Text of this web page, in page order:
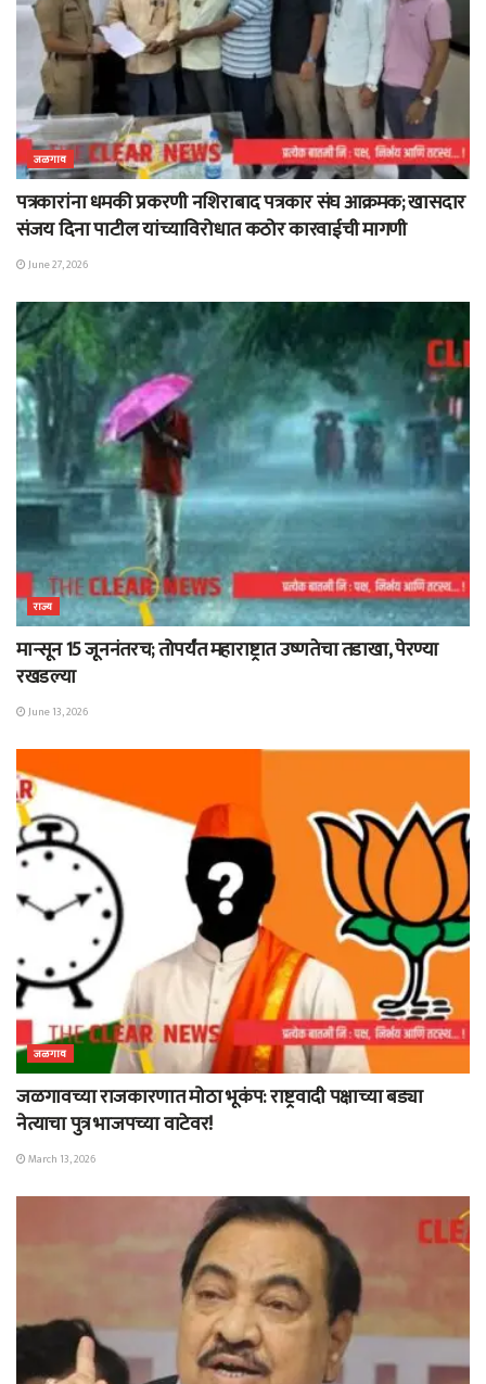
जळगाव
पत्रकारांना धमकी प्रकरणी नशिराबाद पत्रकार संघ आक्रमक; खासदार
संजय दिना पाटील यांच्याविरोधात कठोर कारवाईची मागणी
June 27, 2026
राज्य
मान्सून 15 जूननंतरच; तोपर्यंत महाराष्ट्रात उष्णतेचा तडाखा, पेरण्या
रखडल्या
June 13, 2026
जळगाव
जळगावच्या राजकारणात मोठा भूकंप: राष्ट्रवादी पक्षाच्या बड्या
नेत्याचा पुत्र भाजपच्या वाटेवर!
March 13, 2026